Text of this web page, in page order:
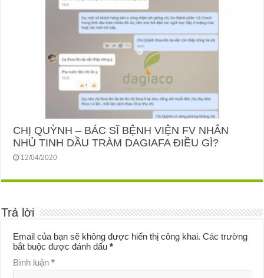
CHỊ QUỲNH – BÁC SĨ BỆNH VIỆN FV NHẮN
NHỦ TINH DẦU TRÀM DAGIAFA ĐIỀU GÌ?
12/04/2020
Trả lời
Email của bạn sẽ không được hiển thị công khai. Các trường
bắt buộc được đánh dấu*
Bình luận*